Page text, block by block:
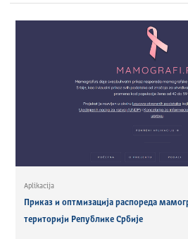
Aplikacija
Приказ и оптмизација распореда
територији Републике Србије